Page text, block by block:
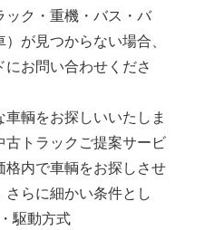
ック・重機・バス・バ
が見つからない場合、
お問い合わせくださ
輌をお探しいいたしま
古トラックご提案サービ
格内で車輌をお探しさせ
らに細かい条件とし
駆動方式